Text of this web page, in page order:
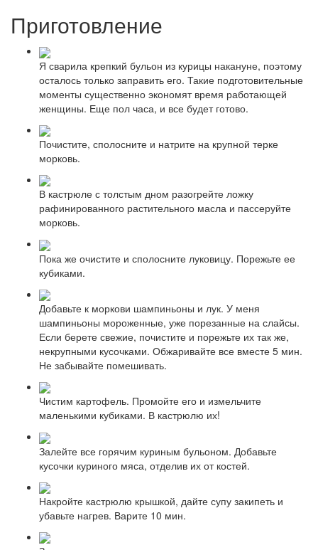
Приготовление
Я сварила крепкий бульон из курицы накануне, поэтому
осталось только заправить его. Такие подготовительные
моменты существенно экономят время работающей
женщины. Еще пол часа, и все будет готово.
Почистите, сполосните и натрите на крупной терке
морковь.
В кастрюле с толстым дном разогрейте ложку
рафинированного растительного масла и пассеруйте
морковь.
Пока же очистите и сполосните луковицу. Порежьте ее
кубиками.
Добавьте к моркови шампиньоны и лук. У меня
шампиньоны мороженные, уже порезанные на слайсы.
Если берете свежие, почистите и порежьте их так же,
некрупными кусочками. Обжаривайте все вместе 5 мин.
Не забывайте помешивать.
Чистим картофель. Промойте его и измельчите
маленькими кубиками. В кастрюлю их!
Залейте все горячим куриным бульоном. Добавьте
кусочки куриного мяса, отделив их от костей.
Накройте кастрюлю крышкой, дайте супу закипеть и
убавьте нагрев. Варите 10 мин.